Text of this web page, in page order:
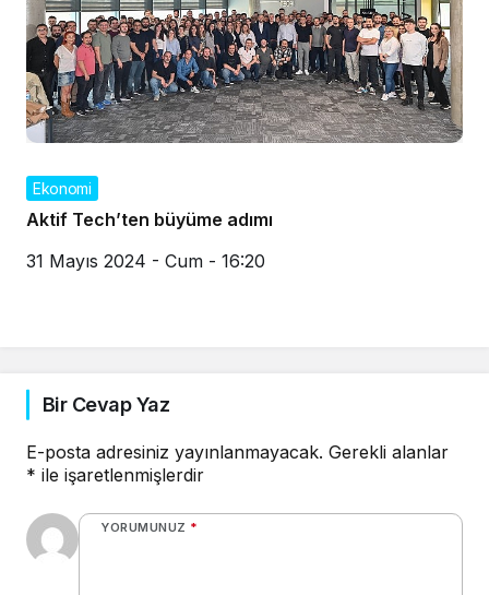
Ekonomi
Aktif Tech’ten büyüme adımı
31 Mayıs 2024 - Cum - 16:20
Bir Cevap Yaz
E-posta adresiniz yayınlanmayacak. Gerekli alanlar
* ile işaretlenmişlerdir
YORUMUNUZ *